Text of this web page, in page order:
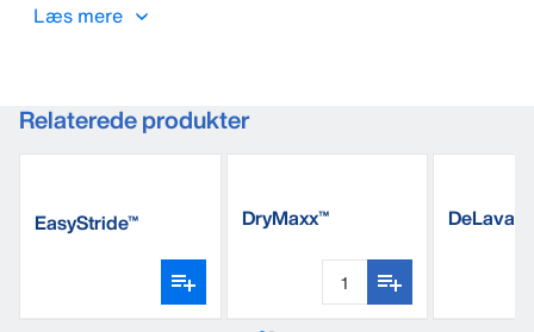
Læs mere
Relaterede produkter
EasyStride™ DryMaxx™ DeLaval